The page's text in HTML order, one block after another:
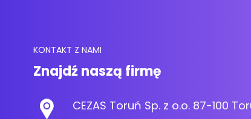
KONTAKT Z NAMI
Znajdź naszą firmę
CEZAS Toruń Sp. z o.o. 87-100